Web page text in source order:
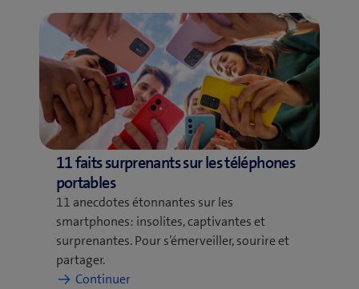
11 faits surprenants sur les téléphones
portables
11 anecdotes étonnantes sur les
smartphones: insolites, captivantes et
surprenantes. Pour s’émerveiller, sourire et
partager.
Continuer: